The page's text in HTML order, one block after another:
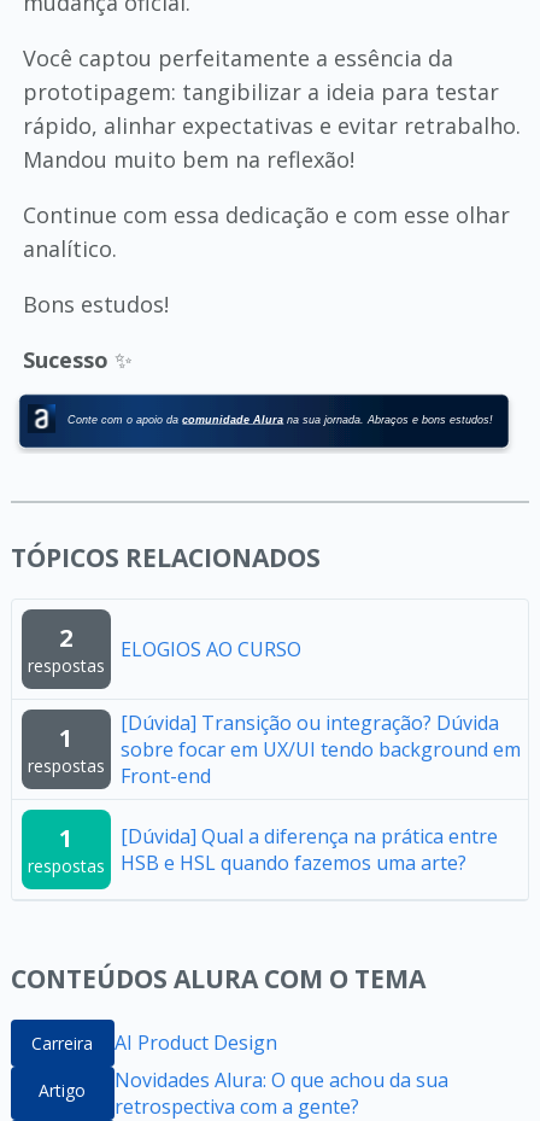
Você captou perfeitamente a essência da
prototipagem: tangibilizar a ideia para testar
rápido, alinhar expectativas e evitar retrabalho.
Mandou muito bem na reflexão!
Continue com essa dedicação e com esse olhar
analítico.
Bons estudos!
Sucesso ✨
TÓPICOS RELACIONADOS
2
respostas
ELOGIOS AO CURSO
1
respostas
[Dúvida] Transição ou integração? Dúvida
sobre focar em UX/UI tendo background em
Front-end
1
respostas
[Dúvida] Qual a diferença na prática entre
HSB e HSL quando fazemos uma arte?
CONTEÚDOS ALURA COM O TEMA
Carreira AI Product Design
Artigo
Novidades Alura: O que achou da sua
retrospectiva com a gente?